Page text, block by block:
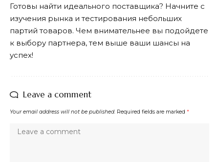
Готовы найти идеального поставщика? Начните с
изучения рынка и тестирования небольших
партий товаров. Чем внимательнее вы подойдете
к выбору партнера, тем выше ваши шансы на
успех!
Leave a comment
Your email address will not be published. Required fields are marked *